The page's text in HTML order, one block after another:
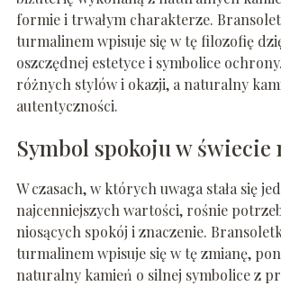
formie i trwałym charakterze.
turmalinem wpisuje się w tę filozofię
oszczędnej estetyce i symbolice
różnych stylów i okazji, a naturalny
autentyczności.
Symbol spokoju w
W czasach, w których uwaga stała się
najcenniejszych wartości, rośnie
niosących spokój i znaczenie.
turmalinem wpisuje się w tę zmianę,
naturalny kamień o silnej symbolice z